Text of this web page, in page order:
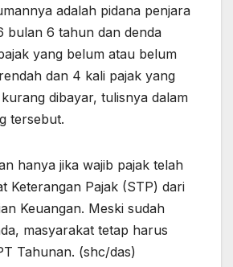
adalah pidana penjara
bulan 6 tahun dan denda
yang belum atau belum
dan 4 kali pajak yang
dibayar, tulisnya dalam
tersebut.
hanya jika wajib pajak telah
Keterangan Pajak (STP) dari
Keuangan. Meski sudah
masyarakat tetap harus
Tahunan. (shc/das)